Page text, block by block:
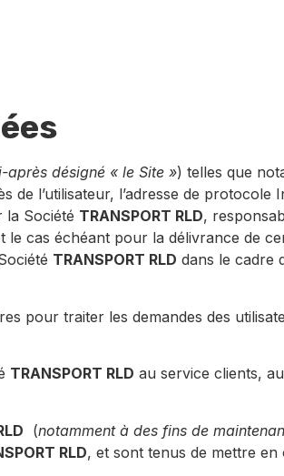
après désigné « le Site ») telles que
de l’utilisateur, l’adresse de protocole
la Société TRANSPORT RLD,
cas échéant pour la délivrance de
TRANSPORT RLD dans le cadre
pour traiter les demandes des
TRANSPORT RLD au service clients, au
(notamment à des fins de
RLD, et sont tenus de mettre